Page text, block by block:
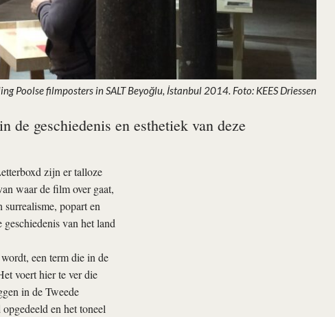
Poolse filmposters in SALT Beyoğlu, İstanbul 2014. Foto: KEES Driessen
geschiedenis en esthetiek van deze
zijn er talloze
waar de film over gaat,
popart en
van het land
een term die in de
voert hier te ver die
in de Tweede
en het toneel